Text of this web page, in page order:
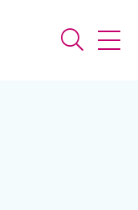
Suche